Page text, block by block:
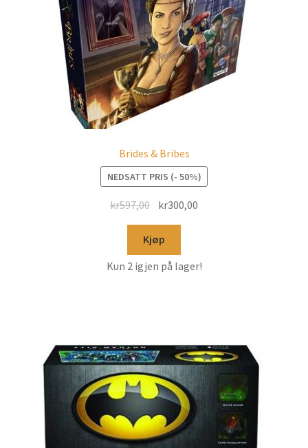
Brides & Bribes
NEDSATT PRIS (- 50%)
kr597,00 kr300,00
Kjøp
Kun 2 igjen på lager!